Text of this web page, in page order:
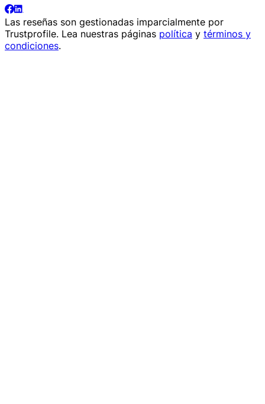
Las reseñas son gestionadas imparcialmente por
Trustprofile. Lea nuestras páginas política y términos y
condiciones.